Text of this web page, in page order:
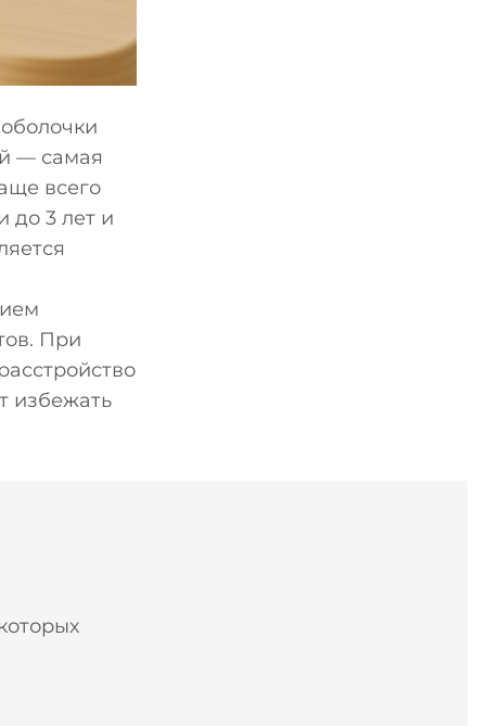
— самая
всего
до 3 лет и
При
избежать